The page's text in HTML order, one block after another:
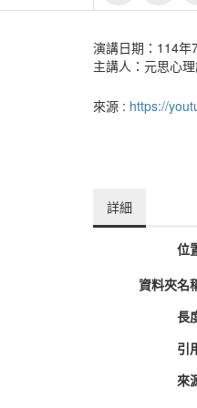
演講日期：114年
主講人：元思心
來源 : https://
詳細
位
資料夾名
長
引
來